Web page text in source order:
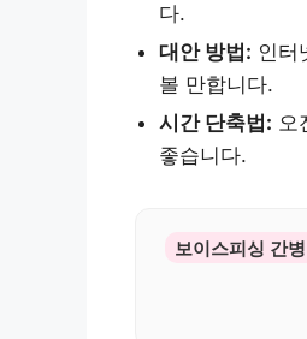
다.
대안 방법: 인터
볼 만합니다.
시간 단축법: 오
좋습니다.
보이스피싱 간